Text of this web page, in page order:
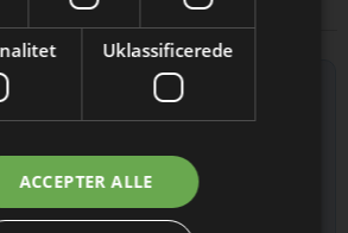
allerede
herunder.
Uklassificerede
ACCEPTER ALLE